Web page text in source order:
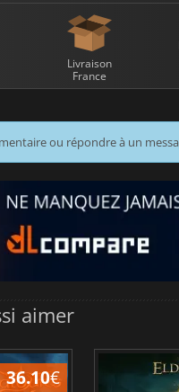
Livraison
France
ou répondre à un
aimer
36.10€